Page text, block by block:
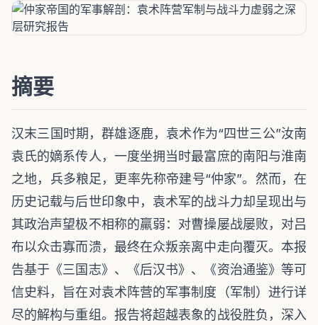
摘要
汉末三国时期，群雄逐鹿，袁术作为“四世三公”汝南
袁氏的嫡系传人，一度坐拥当时最富庶的南阳与淮南
之地，兵多粮足，更率先称帝建号“仲家”。然而，在
历史记载与后世印象中，袁术军的战斗力却呈现出与
其政治声望极不相称的羸弱：对曹操屡战屡败，对吕
布以众击寡而溃，最终在众叛亲离中走向覆灭。本报
告基于《三国志》、《后汉书》、《资治通鉴》等可
信史料，旨在对袁术阵营的军事制度（军制）进行详
尽的解构与重组。报告将超越表象的战役胜负，深入